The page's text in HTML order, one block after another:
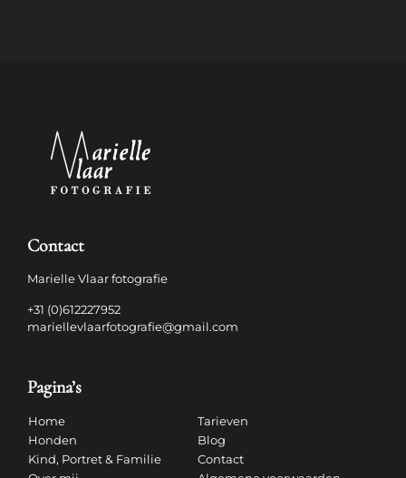
Contact
Marielle Vlaar fotografie
+31 (0)612227952
mariellevlaarfotografie@gmail.com
Pagina’s
Home
Tarieven
Honden
Blog
Kind, Portret & Familie
Contact